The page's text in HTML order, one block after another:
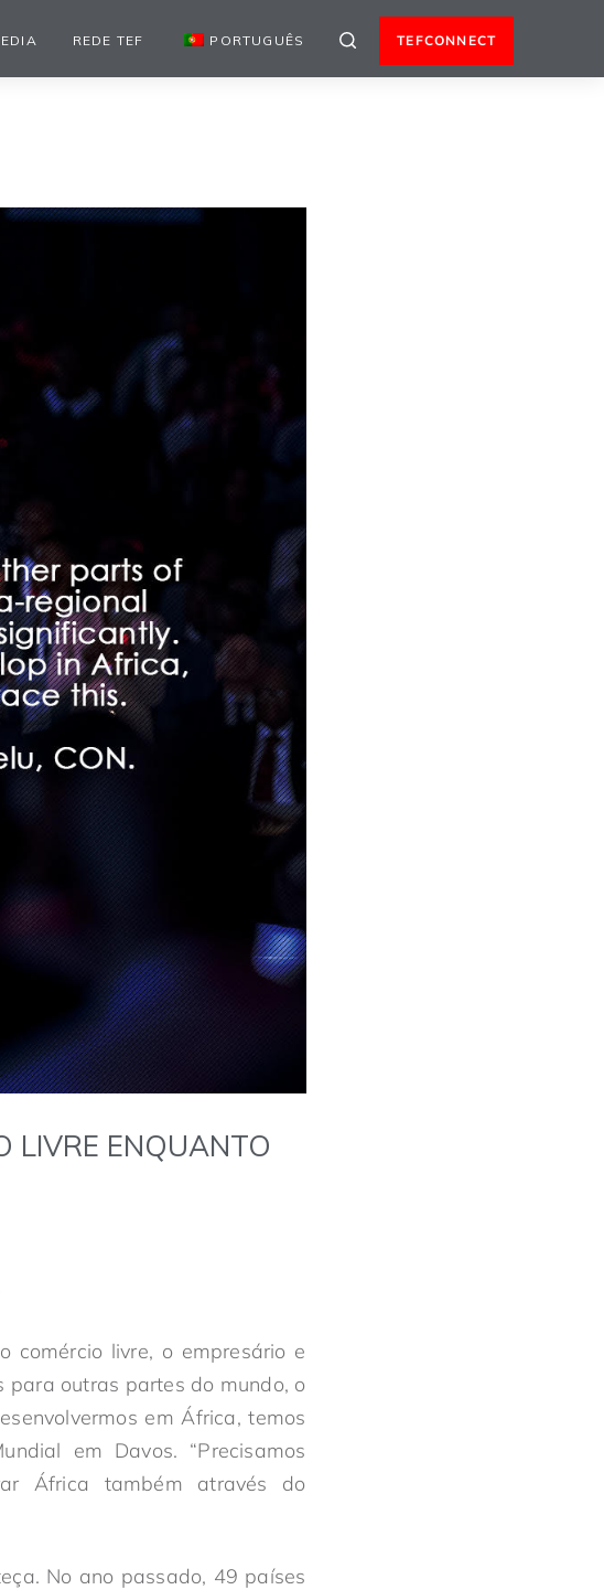
REDE TEF PORTUGUÊS TEFCONNECT
LIVRE ENQUANTO
comércio livre, o empresário e
para outras partes do mundo, o
em África, temos
em Davos. “Precisamos
África também através do
No ano passado, 49 países